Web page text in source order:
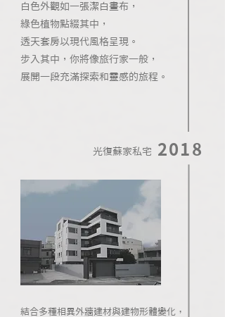
白色外觀如一張潔白畫布，
綠色植物點綴其中，
透天套房以現代風格呈現。
步入其中，你將像旅行家一般，
展開一段充滿探索和靈感的旅程。
2018
光復蘇家私宅
結合多種相異外牆建材與建物形體變化，